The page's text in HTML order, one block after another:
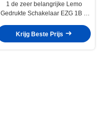
1 de zeer belangrijke Lemo
Gedrukte Schakelaar EZG 1B 5
de Kringsraad van Speldpcb
Krijg Beste Prijs